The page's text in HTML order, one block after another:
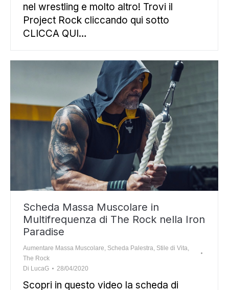
nel wrestling e molto altro! Trovi il
Project Rock cliccando qui sotto
CLICCA QUI…
Scheda Massa Muscolare in
Multifrequenza di The Rock nella Iron
Paradise
Aumentare Massa Muscolare Scheda Palestra Stile di Vita
The Rock
Di LucaG 28/04/2020
Scopri in questo video la scheda di